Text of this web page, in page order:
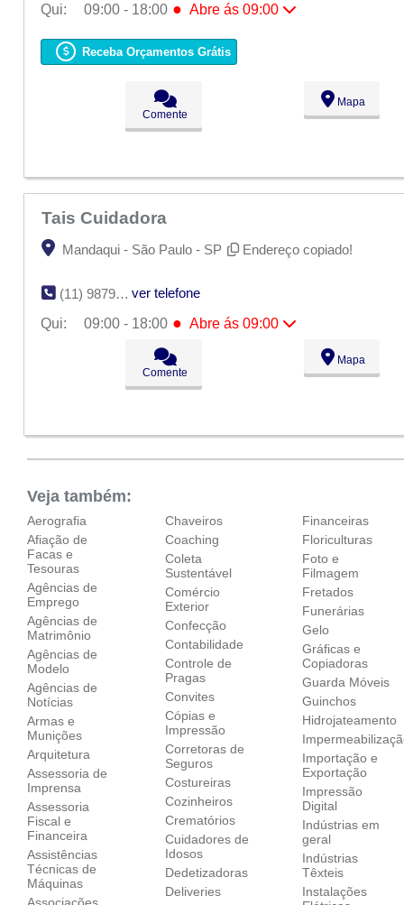
Qui:
09:00 - 18:00 ● Abre ás 09:00
Ter:
09:00 - 18:00
Qua:
09:00 - 18:00
09:00 - 18:00
Fechado
Fechado
Receba Orçamentos Grátis
Comente
Mapa
Tais Cuidadora
Mandaqui - São Paulo - SP Endereço copiado!
(11) 98794-1049
ver telefone
Qui:
09:00 - 18:00 ● Abre ás 09:00
09:00 - 18:00
09:00 - 18:00
09:00 - 18:00
Comente
Mapa
Veja também:
Aerografia
Afiação de
Facas e
Tesouras
Agências de
Emprego
Agências de
Matrimônio
Agências de
Modelo
Agências de
Notícias
Armas e
Munições
Arquitetura
Assessoria de
Imprensa
Assessoria
Fiscal e
Financeira
Assistências
Técnicas de
Máquinas
Chaveiros
Coaching
Coleta
Sustentável
Comércio
Exterior
Confecção
Contabilidade
Controle de
Pragas
Convites
Cópias e
Impressão
Corretoras de
Seguros
Costureiras
Cozinheiros
Crematórios
Cuidadores de
Idosos
Dedetizadoras
Deliveries
Financeiras
Floriculturas
Foto e
Filmagem
Fretados
Funerárias
Gelo
Gráficas e
Copiadoras
Guarda Móveis
Guinchos
Hidrojateamento
Importação e
Exportação
Impressão
Digital
Indústrias em
geral
Indústrias
Têxteis
Instalações